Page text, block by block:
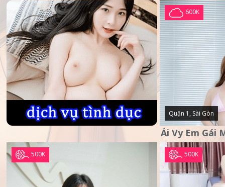
600K
Quận 1, Sài Gòn
500K 500K